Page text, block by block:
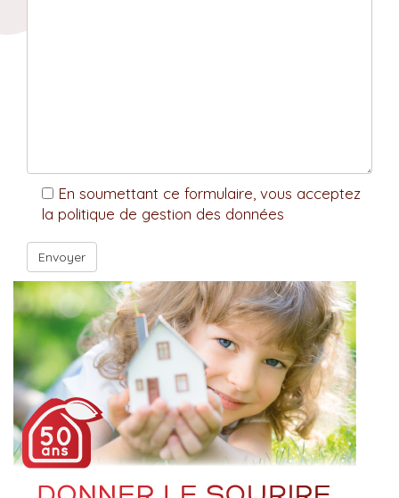
En soumettant ce formulaire, vous acceptez
la politique de gestion des données